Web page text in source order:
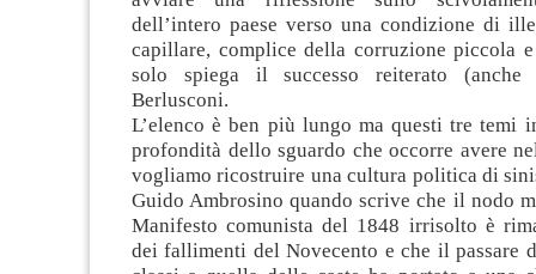
dell’intero paese verso una condizione di
capillare, complice della corruzione piccola
solo spiega il successo reiterato
Berlusconi.
L’elenco è ben più lungo ma questi tre temi
profondità dello sguardo che occorre avere
vogliamo ricostruire una cultura politica di
Guido Ambrosino quando scrive che il nodo
Manifesto comunista del 1848 irrisolto è
dei fallimenti del Novecento e che il passare